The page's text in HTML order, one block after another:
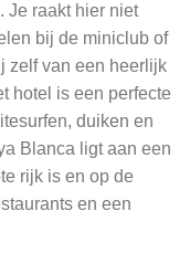
Je raakt hier niet
bij de miniclub of
zelf van een heerlijk
hotel is een perfecte
duiken en
Blanca ligt aan een
rijk is en op de
en een